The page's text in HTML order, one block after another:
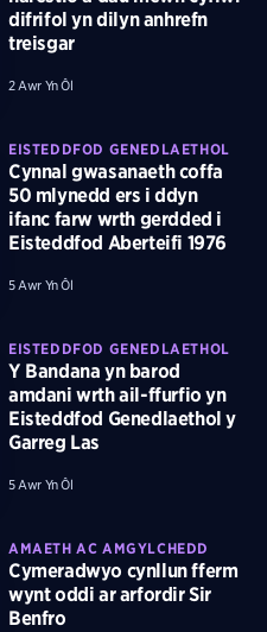
difrifol yn dilyn anhrefn
treisgar
2 Awr Yn Ôl
EISTEDDFOD GENEDLAETHOL
Cynnal gwasanaeth coffa
50 mlynedd ers i ddyn
ifanc farw wrth gerdded i
Eisteddfod Aberteifi 1976
5 Awr Yn Ôl
EISTEDDFOD GENEDLAETHOL
Y Bandana yn barod
amdani wrth ail-ffurfio yn
Eisteddfod Genedlaethol y
Garreg Las
5 Awr Yn Ôl
AMAETH AC AMGYLCHEDD
Cymeradwyo cynllun fferm
wynt oddi ar arfordir Sir
Benfro